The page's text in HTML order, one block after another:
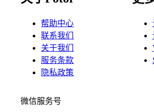
帮助中心
联系我们
关于我们
服务条款
隐私政策
微信服务号